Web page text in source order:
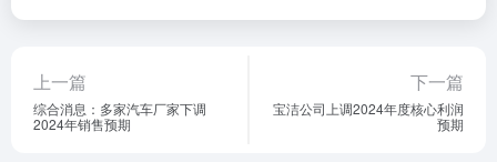
上一篇
综合消息：多家汽车厂家下调
2024年销售预期
下一篇
宝洁公司上调2024年度核心利润
预期